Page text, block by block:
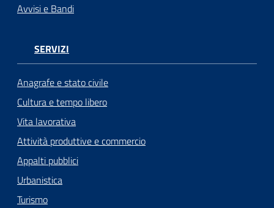
Avvisi e Bandi
SERVIZI
Anagrafe e stato civile
Cultura e tempo libero
Vita lavorativa
Attività produttive e commercio
Appalti pubblici
Urbanistica
Turismo